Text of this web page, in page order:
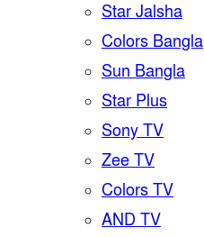
Star Jalsha
Colors Bangla
Sun Bangla
Star Plus
Sony TV
Zee TV
Colors TV
AND TV